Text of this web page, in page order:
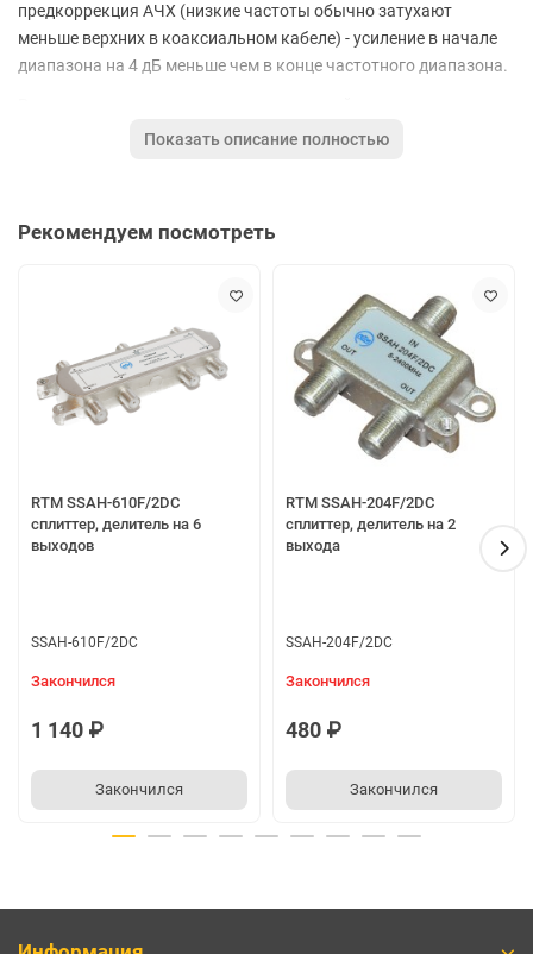
предкоррекция АЧХ (низкие частоты обычно затухают
меньше верхних в коаксиальном кабеле) - усиление в начале
диапазона на 4 дБ меньше чем в конце частотного диапазона.
Для удобства настройки усилителя в комплекте поставляется
​Приобретая данный усилитель вы сразу решаете две задачи
очень востребовано когда место под установку таких
устройств весьма ограничено (вместо двух корпусов, вы
получаете всё в одном, притом очень компактном).
Основные характеристики:
​Диапазон частот - 47-862 Мгц;
Регулировка усиления - 0...-12 дБ;
Максимальный выходной уровень - 100 дБ/мкВ;
Диапазон рабочих температур - -20°С...+50°С;
Вес - 0.36 кг;
Цена действительна только для интернет-магазина и может
Показать описание полностью
Рекомендуем посмотреть
RTM SSAH-610F/2DC
сплиттер, делитель на 6
выходов
SSAH-610F/2DC
Закончился
1 140 ₽
Закончился
RTM SSAH-204F/2DC
сплиттер, делитель на 2
выхода
SSAH-204F/2DC
Закончился
480 ₽
Закончился